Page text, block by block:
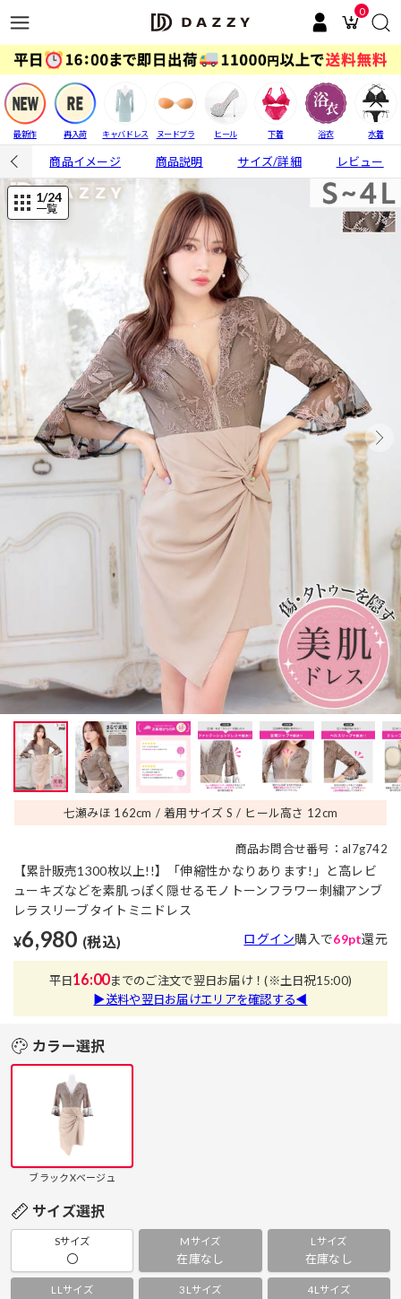
0
最新作 再入荷 キャバドレス ヌードブラ ヒール 下着 浴衣 水着
商品イメージ 商品説明 サイズ/詳細 レビュー
1/24
一覧
七瀬みほ 162cm 着用サイズ S ヒール高さ 12cm
商品お問合せ番号：al7g742
【累計販売1300枚以上!!】「伸縮性かなりあります!」と高レビ
ューキズなどを素肌っぽく隠せるモノトーンフラワー刺繍アンブ
レラスリーブタイトミニドレス
¥6,980 (税込) ログイン購入で69pt還元
平日16:00までのご注文で翌日お届け！(※土日祝15:00)
▶送料や翌日お届けエリアを確認する◀
カラー選択
ブラックXベージュ
サイズ選択
Sサイズ
〇
Mサイズ
在庫なし
Lサイズ
在庫なし
LLサイズ 3Lサイズ 4Lサイズ